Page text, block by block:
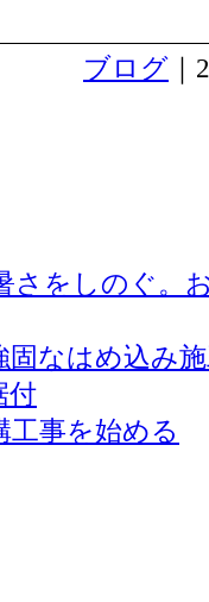
ブログ
さをしのぐ。
なはめ込み
付
工事を始める